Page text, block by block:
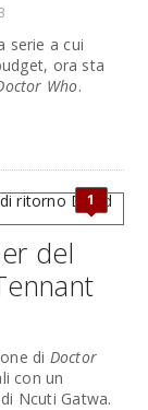
serie a cui
ora sta
Who.
1
del
di Doctor
con un
Ncuti Gatwa.